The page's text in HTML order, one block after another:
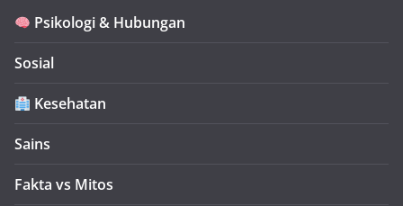
Psikologi & Hubungan
Sosial
Kesehatan
Sains
Fakta vs Mitos